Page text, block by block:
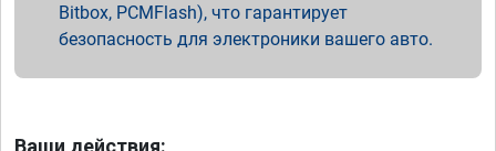
Bitbox, PCMFlash), что гарантирует
безопасность для электроники вашего авто.
Ваши действия: